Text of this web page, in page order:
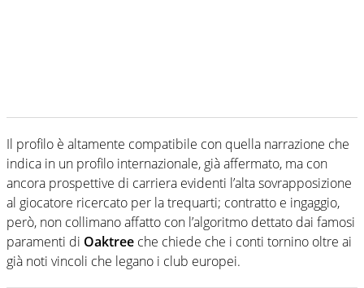
Il profilo è altamente compatibile con quella narrazione che
indica in un profilo internazionale, già affermato, ma con
ancora prospettive di carriera evidenti l’alta sovrapposizione
al giocatore ricercato per la trequarti; contratto e ingaggio,
però, non collimano affatto con l’algoritmo dettato dai famosi
paramenti di Oaktree che chiede che i conti tornino oltre ai
già noti vincoli che legano i club europei.